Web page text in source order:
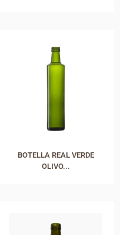
BOTELLA REAL VERDE
OLIVO...